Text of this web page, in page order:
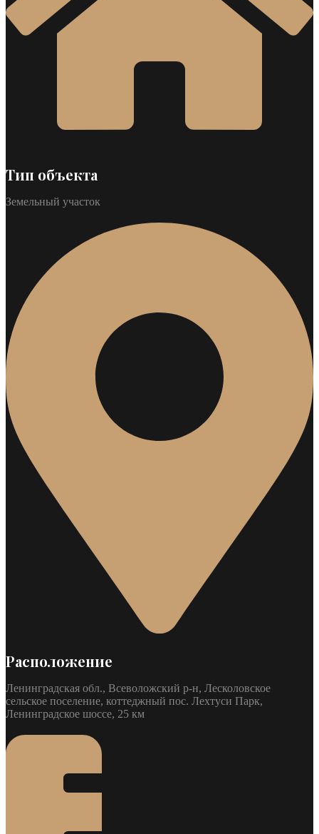
Тип объекта
Земельный участок
Расположение
Ленинградская обл., Всеволожский р-н, Лесколовское
сельское поселение, коттеджный пос. Лехтуси Парк,
Ленинградское шоссе, 25 км